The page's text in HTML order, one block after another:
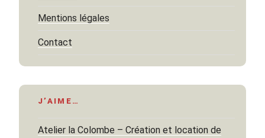
Mentions légales
Contact
J’AIME…
Atelier la Colombe – Création et location de